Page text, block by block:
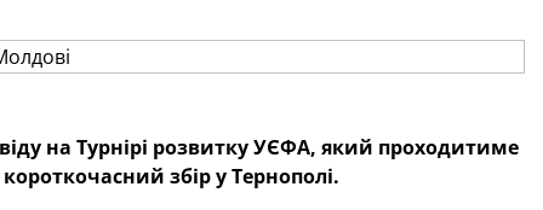
на Турнірі розвитку УЄФА, який проходитиме
збір у Тернополі.